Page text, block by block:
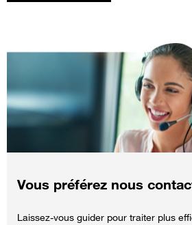
Vous préférez nous
Laissez-vous guider pour traiter plus